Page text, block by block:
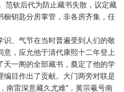
范钦后代为防止藏书失散，议定藏
橱钥匙分房掌管，非各房齐集，任
识、气节在当时普遍受到人们的敬
，应允他于清代康熙十二年登上
天一阁的全部藏书，奠定了他的学
编目作出了贡献。大门两旁对联是
南雷深意藏久尤难”，黄宗羲号南